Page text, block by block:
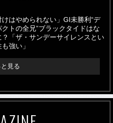
けはやめられない」GI未勝利“デ
クトの全兄”ブラックタイドはな
「ザ・サンデーサイレンスとい
強い」
と見る